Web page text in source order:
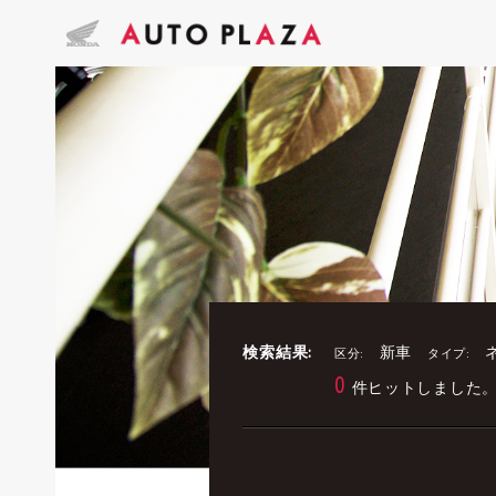
検索結果: 区分: 新車 タイプ:
0 件ヒットしました。